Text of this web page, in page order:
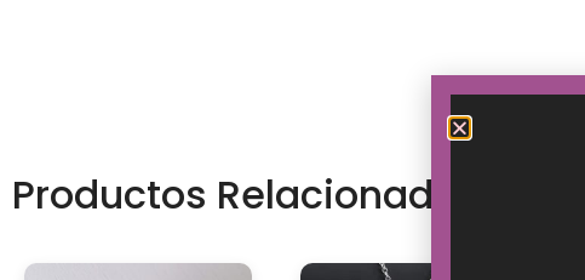
Productos Relacionados